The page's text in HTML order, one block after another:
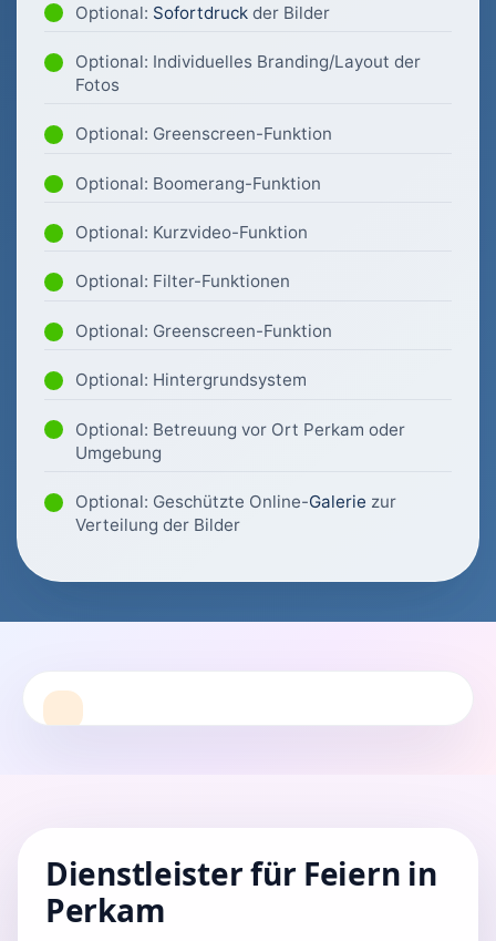
Optional: Sofortdruck der Bilder
Optional: Individuelles Branding/Layout der
Fotos
Optional: Greenscreen-Funktion
Optional: Boomerang-Funktion
Optional: Kurzvideo-Funktion
Optional: Filter-Funktionen
Optional: Greenscreen-Funktion
Optional: Hintergrundsystem
Optional: Betreuung vor Ort Perkam oder
Umgebung
Optional: Geschützte Online-Galerie zur
Verteilung der Bilder
Dienstleister für Feiern in
Perkam